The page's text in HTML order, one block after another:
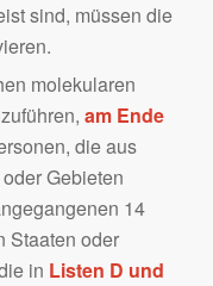
sind, müssen die
molekularen
am Ende
die aus
Gebieten
14
Staaten oder
in Listen D und